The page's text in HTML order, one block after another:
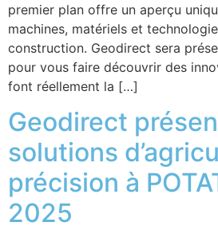
premier plan offre un aperçu
machines, matériels et
construction. Geodirect sera
pour vous faire découvrir des
font réellement la […]
Geodirect
solutions
précision à
2025